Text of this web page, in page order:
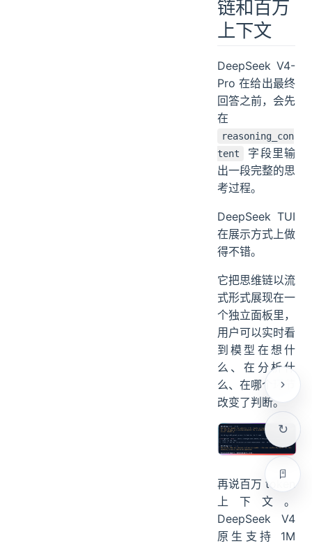
05、思维
链和百万
上下文
DeepSeek V4-
Pro 在给出最终
回答之前，会先
在
reasoning_con
字段里输
出一段完整的思
考过程。
DeepSeek TUI
在展示方式上做
得不错。
它把思维链以流
式形式展现在一
个独立面板里，
用户可以实时看
到模型在想什
么、在分析什
么、在哪个环节
改变了判断。
再说百万 token